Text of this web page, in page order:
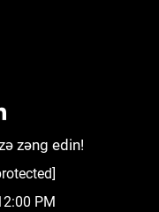
zəng edin!
PM